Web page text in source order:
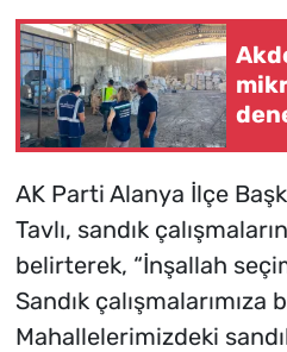
AK Parti Alanya İlçe
Tavlı, sandık
belirterek, “İnşallah
Sandık çalışmalarımıza
Mahallelerimizdeki